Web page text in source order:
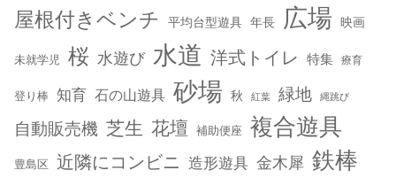
屋根付きベンチ 平均台型遊具 年長 広場 映画
未就学児 桜 水遊び 水道 洋式トイレ 特集 療育
登り棒 知育 石の山遊具 砂場 秋 紅葉 緑地 縄跳び
自動販売機 芝生 花壇 補助便座 複合遊具
豊島区 近隣にコンビニ 造形遊具 金木犀 鉄棒